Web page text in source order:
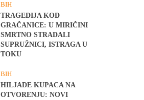
BIH
TRAGEDIJA KOD
GRAČANICE: U MIRIČINI
SMRTNO STRADALI
SUPRUŽNICI, ISTRAGA U
TOKU
BIH
HILJADE KUPACA NA
OTVORENJU: NOVI